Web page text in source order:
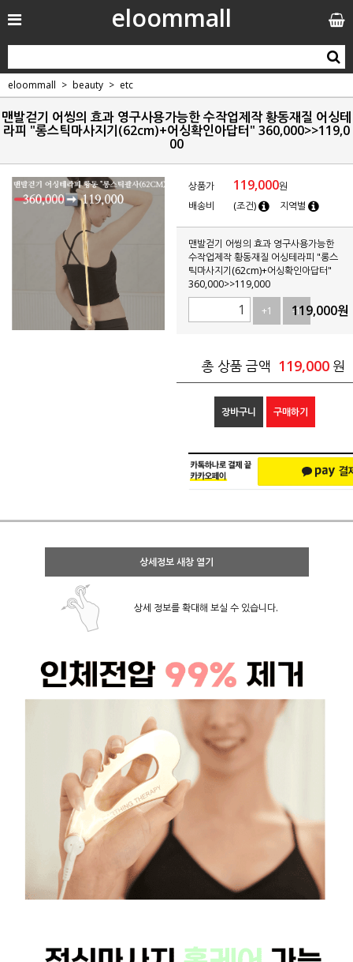
eloommall
eloommall beauty etc
맨발걷기 어씽의 효과 영구사용가능한 수작업제작 황동재질 어싱테
라피 "롱스틱마사지기(62cm)+어싱확인아답터" 360,000>>119,0
00
상품가 119,000원
배송비
(조건) 지역별
맨발걷기 어씽의 효과 영구사용가능한
수작업제작 황동재질 어싱테라피 "롱스
틱마사지기(62cm)+어싱확인아답터"
360,000>>119,000
+1
-1
119,000원
총 상품 금액 119,000 원
장바구니 구매하기
상세정보 새창 열기
상세 정보를 확대해 보실 수 있습니다.